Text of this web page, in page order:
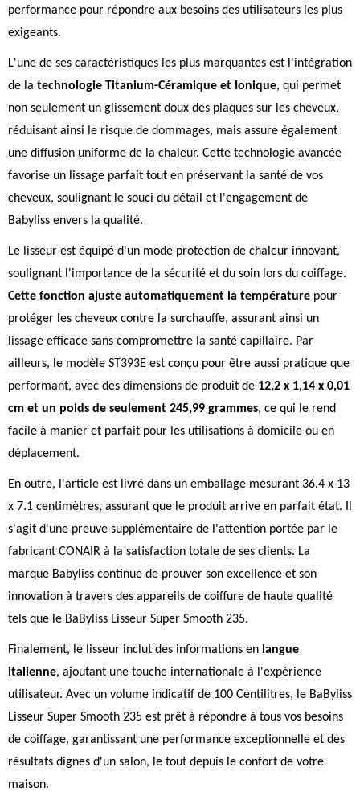
performance pour répondre aux besoins des utilisateurs les plus
exigeants.
L'une de ses caractéristiques les plus marquantes est l'intégration
de la technologie Titanium-Céramique et Ionique, qui permet
non seulement un glissement doux des plaques sur les cheveux,
réduisant ainsi le risque de dommages, mais assure également
une diffusion uniforme de la chaleur. Cette technologie avancée
favorise un lissage parfait tout en préservant la santé de vos
cheveux, soulignant le souci du détail et l'engagement de
Babyliss envers la qualité.
Le lisseur est équipé d'un mode protection de chaleur innovant,
soulignant l'importance de la sécurité et du soin lors du coiffage.
Cette fonction ajuste automatiquement la température pour
protéger les cheveux contre la surchauffe, assurant ainsi un
lissage efficace sans compromettre la santé capillaire. Par
ailleurs, le modèle ST393E est conçu pour être aussi pratique que
performant, avec des dimensions de produit de 12,2 x 1,14 x 0,01
cm et un poids de seulement 245,99 grammes, ce qui le rend
facile à manier et parfait pour les utilisations à domicile ou en
déplacement.
En outre, l'article est livré dans un emballage mesurant 36.4 x 13
x 7.1 centimètres, assurant que le produit arrive en parfait état. Il
s'agit d'une preuve supplémentaire de l'attention portée par le
fabricant CONAIR à la satisfaction totale de ses clients. La
marque Babyliss continue de prouver son excellence et son
innovation à travers des appareils de coiffure de haute qualité
tels que le BaByliss Lisseur Super Smooth 235.
Finalement, le lisseur inclut des informations en langue
italienne, ajoutant une touche internationale à l'expérience
utilisateur. Avec un volume indicatif de 100 Centilitres, le BaByliss
Lisseur Super Smooth 235 est prêt à répondre à tous vos besoins
de coiffage, garantissant une performance exceptionnelle et des
résultats dignes d'un salon, le tout depuis le confort de votre
maison.